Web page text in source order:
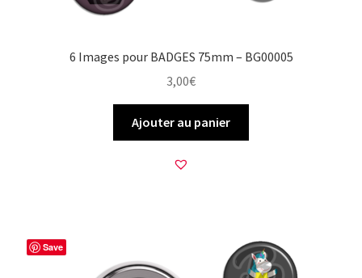
6 Images pour BADGES 75mm – BG00005
3,00€
Ajouter au panier
Save